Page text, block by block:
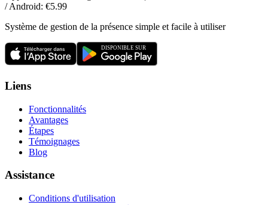
/ Android: €5.99
Système de gestion de la présence simple et facile à utiliser
Liens
Fonctionnalités
Avantages
Étapes
Témoignages
Blog
Assistance
Conditions d'utilisation